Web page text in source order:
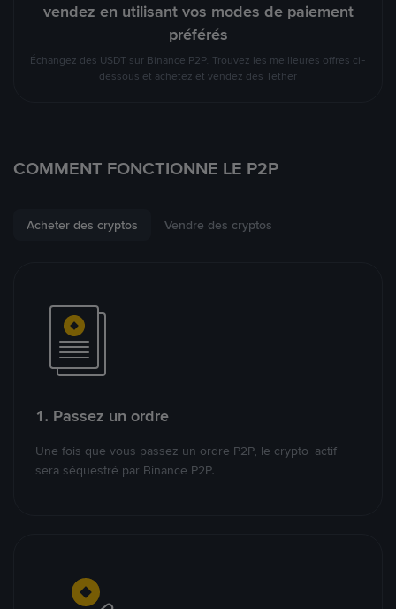
vendez en utilisant vos modes de paiement
préférés
Échangez des USDT sur Binance P2P. Trouvez les meilleures offres ci-
dessous et achetez et vendez des Tether
COMMENT FONCTIONNE LE P2P
Acheter des cryptos Vendre des cryptos
1. Passez un ordre
Une fois que vous passez un ordre P2P, le crypto-actif
sera séquestré par Binance P2P.